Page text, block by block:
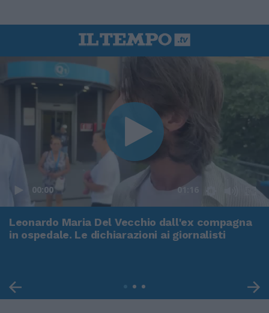
00:00 01:16
Leonardo Maria Del Vecchio dall'ex compagna
in ospedale. Le dichiarazioni ai giornalisti